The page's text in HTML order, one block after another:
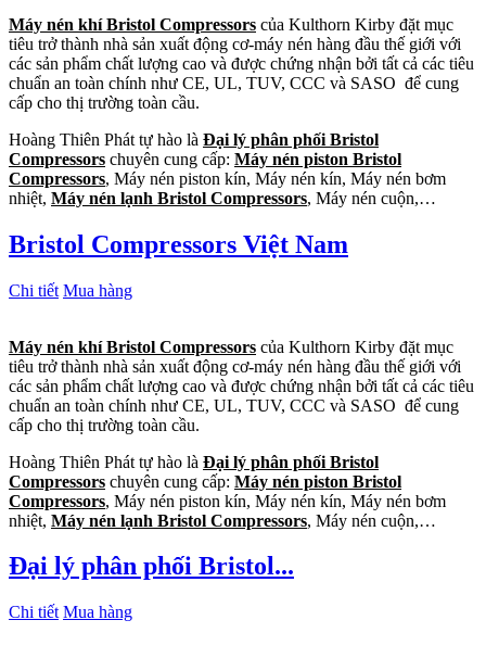
Máy nén khí Bristol Compressors của Kulthorn Kirby đặt mục
tiêu trở thành nhà sản xuất động cơ-máy nén hàng đầu thế giới với
các sản phẩm chất lượng cao và được chứng nhận bởi tất cả các tiêu
chuẩn an toàn chính như CE, UL, TUV, CCC và SASO để cung
cấp cho thị trường toàn cầu.
Hoàng Thiên Phát tự hào là Đại lý phân phối Bristol
Compressors chuyên cung cấp: Máy nén piston Bristol
Compressors, Máy nén piston kín, Máy nén kín, Máy nén bơm
nhiệt, Máy nén lạnh Bristol Compressors, Máy nén cuộn,…
Bristol Compressors Việt Nam
Chi tiết Mua hàng
Máy nén khí Bristol Compressors của Kulthorn Kirby đặt mục
tiêu trở thành nhà sản xuất động cơ-máy nén hàng đầu thế giới với
các sản phẩm chất lượng cao và được chứng nhận bởi tất cả các tiêu
chuẩn an toàn chính như CE, UL, TUV, CCC và SASO để cung
cấp cho thị trường toàn cầu.
Hoàng Thiên Phát tự hào là Đại lý phân phối Bristol
Compressors chuyên cung cấp: Máy nén piston Bristol
Compressors, Máy nén piston kín, Máy nén kín, Máy nén bơm
nhiệt, Máy nén lạnh Bristol Compressors, Máy nén cuộn,…
Đại lý phân phối Bristol...
Chi tiết Mua hàng